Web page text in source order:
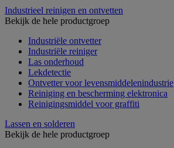
Industrieel reinigen en ontvetten
Bekijk de hele productgroep
Industriële ontvetter
Industriële reiniger
Las onderhoud
Lekdetectie
Ontvetter voor levensmiddelenindustrie
Reiniging en bescherming elektronica
Reinigingsmiddel voor graffiti
Lassen en solderen
Bekijk de hele productgroep